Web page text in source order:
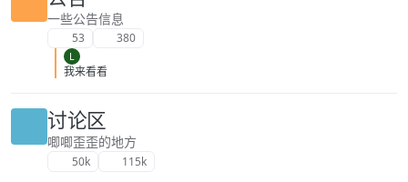
一些公告信息
53 380
L
我来看看
讨论区
唧唧歪歪的地方
50k 115k